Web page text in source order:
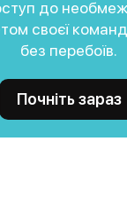
до
своєї
без перебоїв.
Почніть зараз